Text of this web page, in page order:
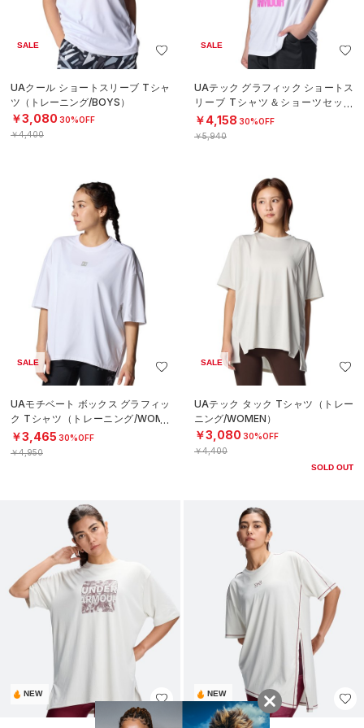
SALE
UAクール ショートスリーブ Tシャ
ツ（トレーニング/BOYS）
￥3,080 30%OFF
￥4,400
SALE
UAテック グラフィック ショートス
リーブ Tシャツ＆ショーツセット
（トレーニング/BOYS）
￥4,158 30%OFF
￥5,940
SALE
UAモチベート ボックス グラフィッ
ク Tシャツ（トレーニング/WOME
N）
￥3,465 30%OFF
￥4,950
SALE
UAテック タック Tシャツ（トレー
ニング/WOMEN）
￥3,080 30%OFF
￥4,400
SOLD OUT
NEW NEW